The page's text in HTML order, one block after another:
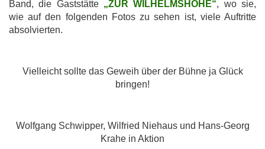
Band, die Gaststätte „ZUR WILHELMSHÖHE“, wo sie,
wie auf den folgenden Fotos zu sehen ist, viele Auftritte
absolvierten.
Vielleicht sollte das Geweih über der Bühne ja Glück
bringen!
Wolfgang Schwipper, Wilfried Niehaus und Hans-Georg
Krahe in Aktion